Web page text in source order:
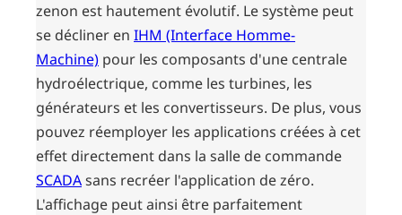
zenon est hautement évolutif. Le système peut
se décliner en IHM (Interface Homme-
Machine) pour les composants d'une centrale
hydroélectrique, comme les turbines, les
générateurs et les convertisseurs. De plus, vous
pouvez réemployer les applications créées à cet
effet directement dans la salle de commande
SCADAsans recréer l'application de zéro.
L'affichage peut ainsi être parfaitement